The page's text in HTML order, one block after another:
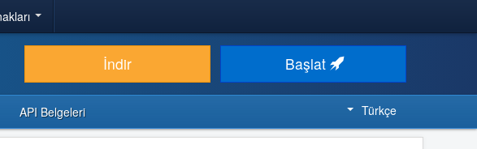
İndir Başlat
API Belgeleri Türkçe